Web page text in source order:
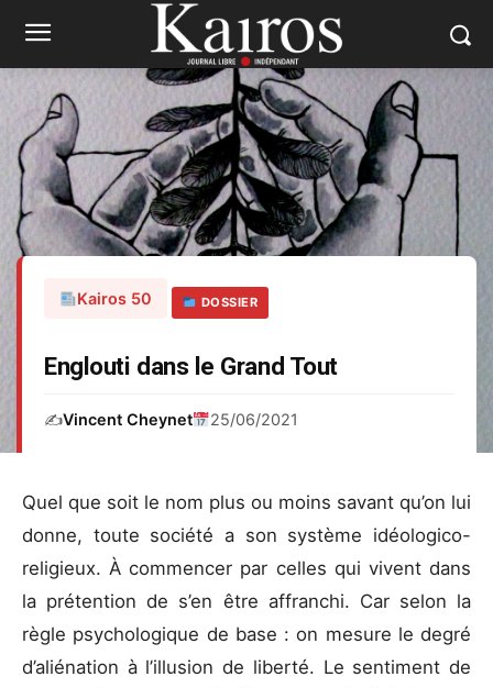
Kairos 50 DOSSIER
Englouti dans le Grand Tout
✍️Vincent Cheynet 25/06/2021
Quel que soit le nom plus ou moins savant qu’on lui
donne, toute société a son système idéologico-
religieux. À commencer par celles qui vivent dans
la prétention de s’en être affranchi. Car selon la
règle psychologique de base : on mesure le degré
d’aliénation à l’illusion de liberté. Le sentiment de